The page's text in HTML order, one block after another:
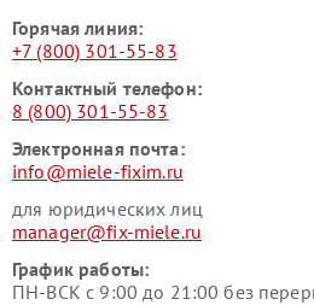
Горячая линия:
+7 (800) 301-55-83
Контактный телефон:
8 (800) 301-55-83
Электронная почта:
info@miele-fixim.ru
для юридических лиц
manager@fix-miele.ru
График работы:
ПН-ВСК с 9:00 до 21:00 без